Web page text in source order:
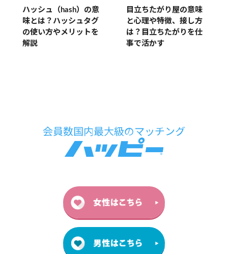
ハッシュ（hash）の意
味とは？ハッシュタグ
の使い方やメリットを
解説
目立ちたがり屋の意味
と心理や特徴、接し方
は？目立ちたがりを仕
事で活かす